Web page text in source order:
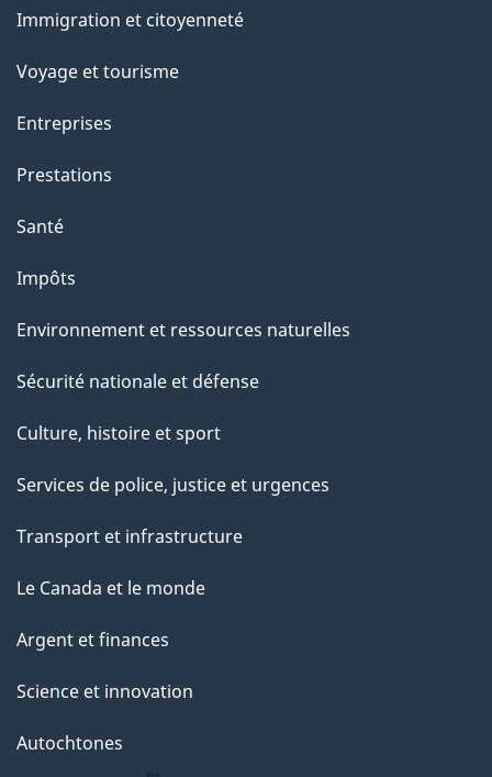
sujets
Immigration et citoyenneté
Voyage et tourisme
Entreprises
Prestations
Santé
Impôts
Environnement et ressources naturelles
Sécurité nationale et défense
Culture, histoire et sport
Services de police, justice et urgences
Transport et infrastructure
Le Canada et le monde
Argent et finances
Science et innovation
Autochtones